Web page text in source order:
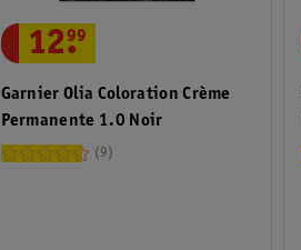
Garnier Olia Coloration Crème
Permanente 1.0 Noir
12.
99
9